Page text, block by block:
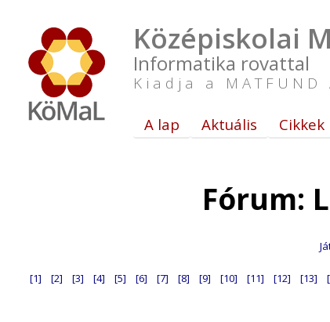
Középiskolai
Informatika rovattal
Kiadja a
A lap Aktuális Cikkek
Fórum:
[1] [2] [3] [4] [5] [6] [7] [8] [9] [10] [11] [12] [13]